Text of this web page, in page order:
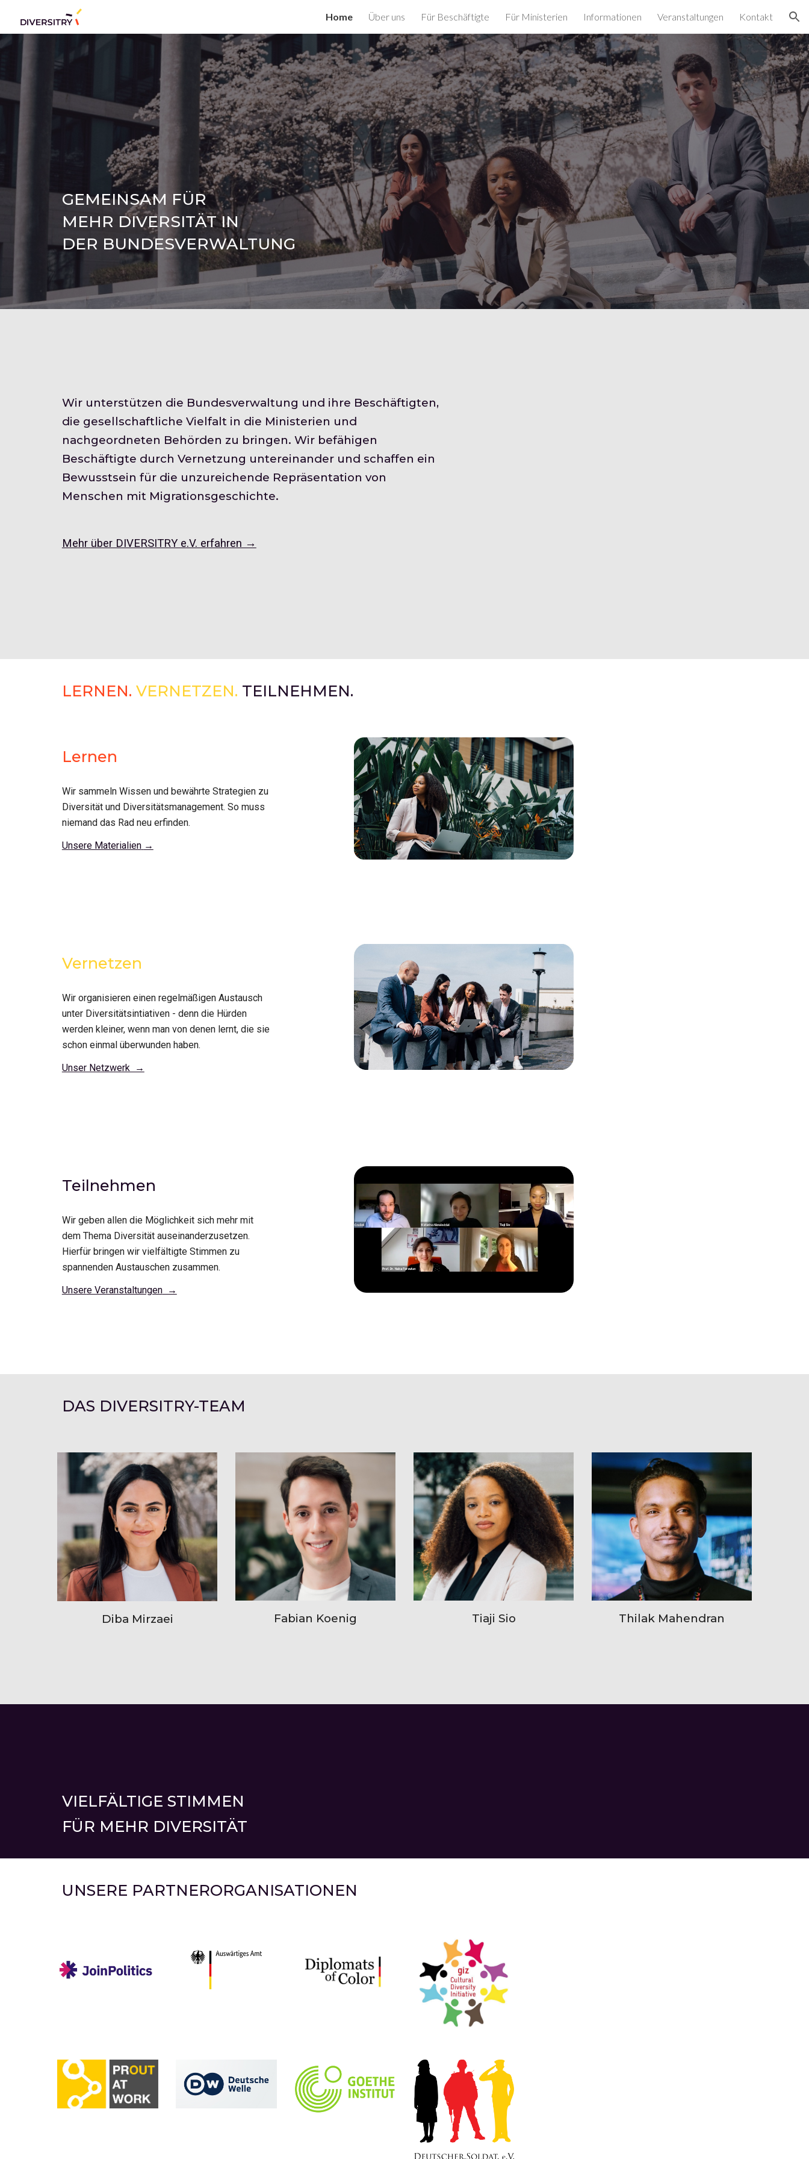
Skip to main content Skip to navigation
Home Über uns Für Beschäftigte Für Ministerien Informationen Veranstaltungen Kontakt
GEMEINSAM FÜR
MEHR DIVERSITÄT IN
DER BUNDESVERWALTUNG
Wir unterstützen die Bundesverwaltung und ihre Beschäftigten ,
die gesellschaftliche Vielfalt in die Ministerien und
nachgeordneten Behörden zu bringen. Wir befähigen
Beschäftigte durch Vernetzung untereinander und schaffen ein
Bewusstsein für die unzureichende Repräsentation von
Menschen mit Migrationsgeschichte.
Mehr über DIVERSITRY e.V. erfahren →
LERNEN. VERNETZEN. TEILNEHMEN.
Lernen
Wir sammeln Wissen und bewährte Strategien zu
Diversität und Diversitätsmanagement. So muss
niemand das Rad neu erfinden.
Unsere Materialien →
Vernetzen
Wir organisieren einen regelmäßigen Austausch
unter Diversitätsintiativen - denn die Hürden
werden kleiner, wenn man von denen lernt, die sie
schon einmal überwunden haben.
Unser Netzwerk  →
Teilnehmen
Wir geben allen die Möglichkeit sich mehr mit
dem Thema Diversität auseinanderzusetzen.
Hierfür bringen wir vielfältigte Stimmen zu
spannenden Austauschen zusammen.
Unsere Veranstaltungen
  →
DAS DIVERSITRY-TEAM
Diba Mirzaei Fabian Koenig Tiaji Sio Thilak Mahendran
VIELFÄLTIGE STIMMEN
FÜR MEHR DIVERSITÄT
UNSERE PARTNERORGANISATIONEN